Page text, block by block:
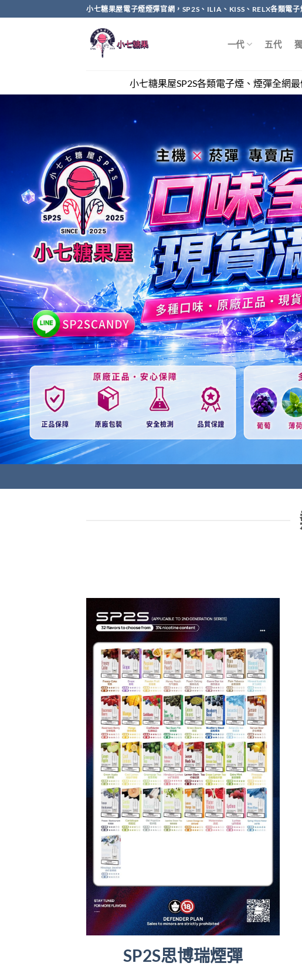
to
小七糖果屋電子煙煙彈官網，SP2S、ILIA、KISS、RELX各類電
一代 五代
小七糖果屋SP2S各類電子煙、煙彈全網最優惠，滿兩千免運